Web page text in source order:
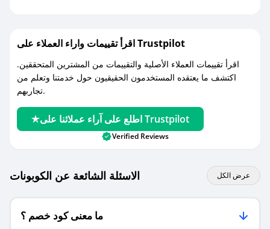
اقرأ تقييمات واراء العملاء على Trustpilot
اقرأ تقييمات العملاء الأصلية والتقييمات من المشترين المتحققين.
اكتشف ما يعتقده المستخدمون الحقيقيون حول خدمتنا وتعلم من
تجاربهم.
اطلع على آراء عملائنا على Trustpilot
Verified Reviews
الاسئلة الشائعة عن الكوبونات عرض الكل
ما معنى كود خصم ؟